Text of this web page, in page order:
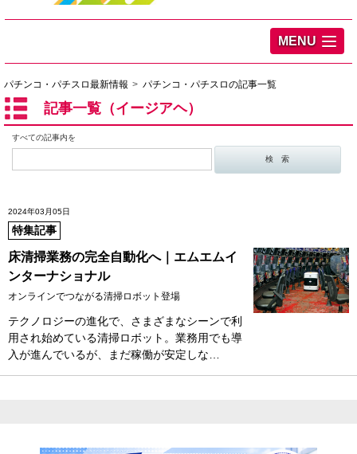
MENU
パチンコ・パチスロ最新情報 パチンコ・パチスロの記事一覧
記事一覧（イージアヘ）
すべての記事内を
2024年03月05日
特集記事
床清掃業務の完全自動化へ｜エムエムイ
ンターナショナル
オンラインでつながる清掃ロボット登場
テクノロジーの進化で、さまざまなシーンで利
用され始めている清掃ロボット。業務用でも導
入が進んでいるが、まだ稼働が安定しな…